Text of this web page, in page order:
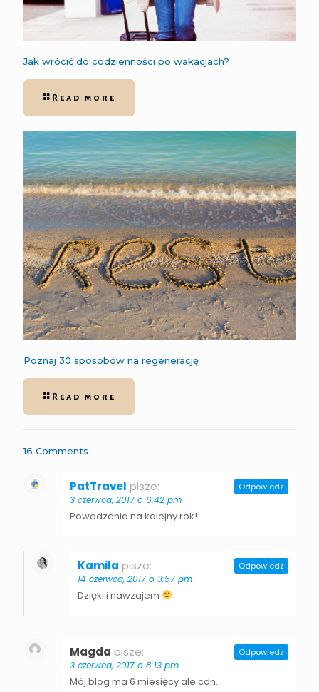
Jak wrócić do codzienności po wakacjach?
Read more
Poznaj 30 sposobów na regenerację
Read more
16 Comments
PatTravel pisze:
3 czerwca, 2017 o 6:42 pm
Powodzenia na kolejny rok!
Odpowiedz
Kamila pisze:
14 czerwca, 2017 o 3:57 pm
Dzięki i nawzajem
Odpowiedz
Magda pisze:
3 czerwca, 2017 o 8:13 pm
Mój blog ma 6 miesięcy ale cdn.
Odpowiedz